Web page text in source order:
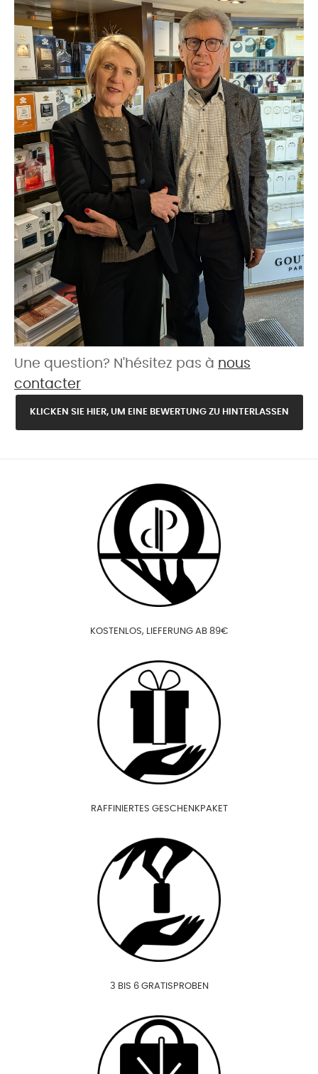
Une question? N'hésitez pas à nous
contacter
KLICKEN SIE HIER, UM EINE BEWERTUNG ZU HINTERLASSEN
KOSTENLOS, LIEFERUNG AB 89€
RAFFINIERTES GESCHENKPAKET
3 BIS 6 GRATISPROBEN